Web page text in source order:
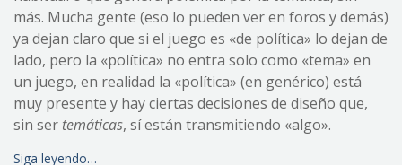
más. Mucha gente (eso lo pueden ver en foros y demás)
ya dejan claro que si el juego es «de política» lo dejan de
lado, pero la «política» no entra solo como «tema» en
un juego, en realidad la «política» (en genérico) está
muy presente y hay ciertas decisiones de diseño que,
sin ser temáticas, sí están transmitiendo «algo».
Siga leyendo…